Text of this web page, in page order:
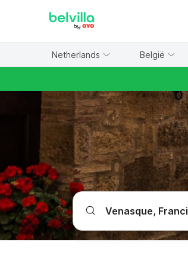
Netherlands België